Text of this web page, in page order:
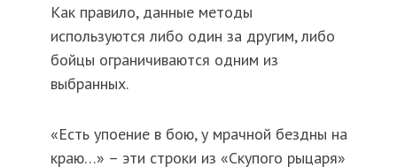
Как правило, данные методы
используются либо один за другим, либо
бойцы ограничиваются одним из
выбранных.
«Есть упоение в бою, у мрачной бездны на
краю…» – эти строки из «Скупого рыцаря»